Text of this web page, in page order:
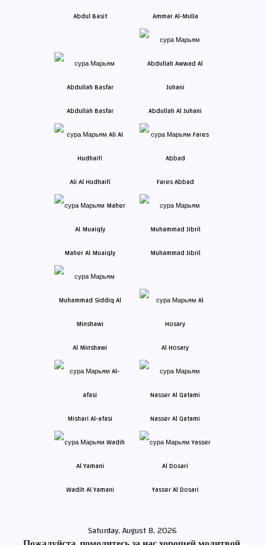
Abdul Basit Ammar Al-Mulla
Abdullah Basfar Abdullah Al Juhani
Ali Al Hudhaifi Fares Abbad
Maher Al Muaiqly Muhammad Jibril
Al Minshawi Al Hosary
Mishari Al-afasi Nasser Al Qatami
Wadih Al Yamani Yasser Al Dosari
Saturday, August 8, 2026